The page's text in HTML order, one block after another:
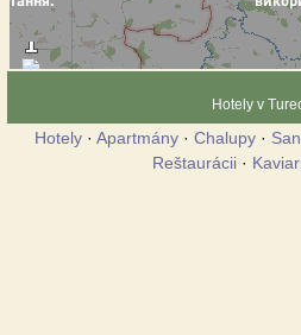
Hotely v
Hotely· Apartmány· Chalupy·
Reštaurácii·